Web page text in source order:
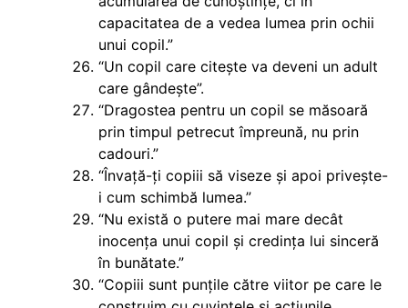
capacitatea de a vedea lumea prin ochii
unui copil.”
“Un copil care citește va deveni un adult
care gândește”.
“Dragostea pentru un copil se măsoară
prin timpul petrecut împreună, nu prin
cadouri.”
“Învață-ți copiii să viseze și apoi privește-
i cum schimbă lumea.”
“Nu există o putere mai mare decât
inocența unui copil și credința lui sinceră
în bunătate.”
“Copiii sunt punțile către viitor pe care le